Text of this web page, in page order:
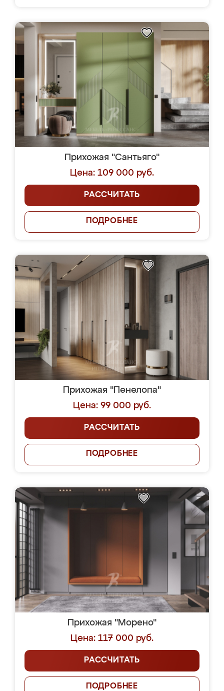
Прихожая "Сантьяго"
Цена: 109 000 руб.
РАССЧИТАТЬ
ПОДРОБНЕЕ
Прихожая "Пенелопа"
Цена: 99 000 руб.
РАССЧИТАТЬ
ПОДРОБНЕЕ
Прихожая "Морено"
Цена: 117 000 руб.
РАССЧИТАТЬ
ПОДРОБНЕЕ